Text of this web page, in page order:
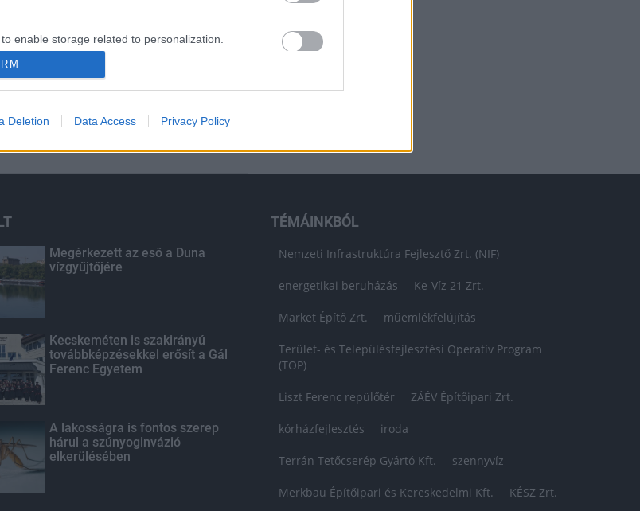
enable storage related to personalization.
enable storage related to security, including
and fraud prevention, and other user protection.
Deletion Data Access Privacy Policy
tehermentesíti a
STRABAG
Megérkezett az eső a Duna
vízgyűjtőjére
Kecskeméten is szakirányú
továbbképzésekkel erősít a Gál
Ferenc Egyetem
A lakosságra is fontos szerep
hárul a szúnyoginvázió
elkerülésében
TÉMÁINKBÓL
Nemzeti Infrastruktúra Fejlesztő Zrt. (NIF)
energetikai beruházás Ke-Víz 21 Zrt.
Market Építő Zrt. műemlékfelújítás
Terület- és Településfejlesztési Operatív Program
(TOP)
Liszt Ferenc repülőtér ZÁÉV Építőipari Zrt.
kórházfejlesztés iroda
Terrán Tetőcserép Gyártó Kft. szennyvíz
Merkbau Építőipari és Kereskedelmi Kft. KÉSZ Zrt.